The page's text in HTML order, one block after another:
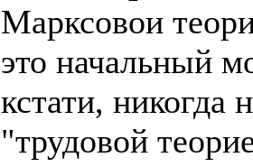
Марксовои
это начальный
кстати, никогда
"трудовой